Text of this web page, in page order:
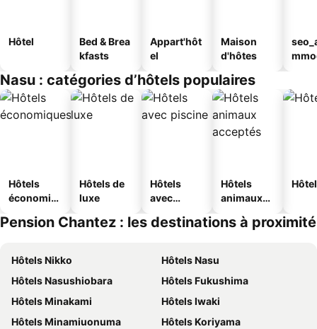
Hôtel
Bed & Brea
kfasts
Appart'hôt
el
Maison
d'hôtes
kan
Nasu : catégories d’hôtels populaires
Hôtels
économiq
Hôtels de
luxe
Hôtels
avec
Hôtels
animaux
Pension Chantez : les destinations à proximité
Hôtels Nikko
Hôtels Nasu
Hôtels Nasushiobara
Hôtels Fukushima
Hôtels Minakami
Hôtels Iwaki
Hôtels Minamiuonuma
Hôtels Koriyama